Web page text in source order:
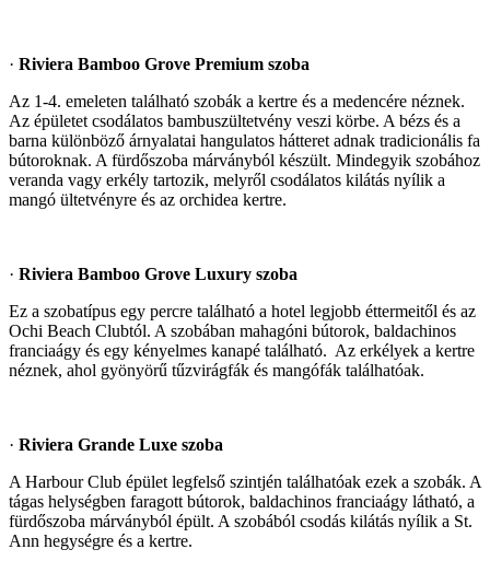
· Riviera Bamboo Grove Premium szoba
Az 1-4. emeleten található szobák a kertre és a medencére néznek.
Az épületet csodálatos bambuszültetvény veszi körbe. A bézs és a
barna különböző árnyalatai hangulatos hátteret adnak tradicionális fa
bútoroknak. A fürdőszoba márványból készült. Mindegyik szobához
veranda vagy erkély tartozik, melyről csodálatos kilátás nyílik a
mangó ültetvényre és az orchidea kertre.
· Riviera Bamboo Grove Luxury szoba
Ez a szobatípus egy percre található a hotel legjobb éttermeitől és az
Ochi Beach Clubtól. A szobában mahagóni bútorok, baldachinos
franciaágy és egy kényelmes kanapé található. Az erkélyek a kertre
néznek, ahol gyönyörű tűzvirágfák és mangófák találhatóak.
· Riviera Grande Luxe szoba
A Harbour Club épület legfelső szintjén találhatóak ezek a szobák. A
tágas helységben faragott bútorok, baldachinos franciaágy látható, a
fürdőszoba márványból épült. A szobából csodás kilátás nyílik a St.
Ann hegységre és a kertre.